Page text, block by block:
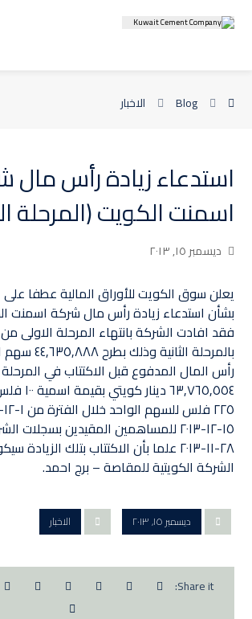
Blog الاخبار
استدعاء زيادة رأس مال
اسمنت الكويت (المرحلة
ديسمبر ١٥, ٢٠١٣
يعلن سوق الكويت للأوراق المالية عطفا على
بشأن استدعاء زيادة رأس مال شركة اسمنت
فقد افادت الشركة بانتهاء المرحلة الاولى من
رأس المال المدفوع قبل الاكتتاب في المرحلة
١٥-١٢-٢٠١٣ للمساهمين المقيدين بسجلات
٢٨-١١-٢٠١٣ علما بأن الاكتتاب بتلك
الشركة الكويتية للمقاصة – برج احمد.
ديسمبر ١٥, ٢٠١٣ الاخبار